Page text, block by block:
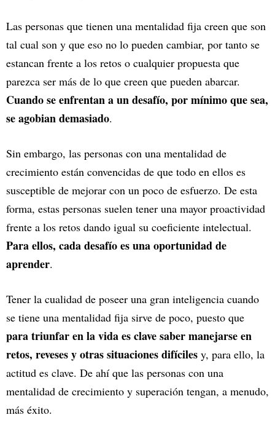
Las personas que tienen una mentalidad fija creen que son
tal cual son y que eso no lo pueden cambiar, por tanto se
estancan frente a los retos o cualquier propuesta que
parezca ser más de lo que creen que pueden abarcar.
Cuando se enfrentan a un desafío, por mínimo que sea,
se agobian demasiado.
Sin embargo, las personas con una mentalidad de
crecimiento están convencidas de que todo en ellos es
susceptible de mejorar con un poco de esfuerzo. De esta
forma, estas personas suelen tener una mayor proactividad
frente a los retos dando igual su coeficiente intelectual.
Para ellos, cada desafío es una oportunidad de
aprender.
Tener la cualidad de poseer una gran inteligencia cuando
se tiene una mentalidad fija sirve de poco, puesto que
para triunfar en la vida es clave saber manejarse en
retos, reveses y otras situaciones difíciles y, para ello, la
actitud es clave. De ahí que las personas con una
mentalidad de crecimiento y superación tengan, a menudo,
más éxito.